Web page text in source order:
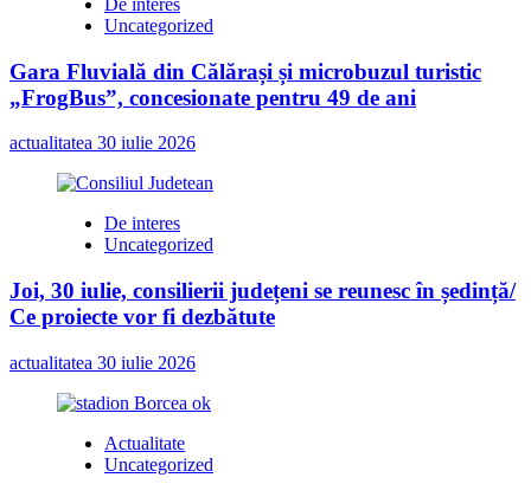
Uncategorized
Gara Fluvială din Călărași și microbuzul turistic
„FrogBus”, concesionate pentru 49 de ani
actualitatea 30 iulie 2026
De interes
Uncategorized
Joi, 30 iulie, consilierii județeni se reunesc în ședință/
Ce proiecte vor fi dezbătute
actualitatea 30 iulie 2026
Actualitate
Uncategorized